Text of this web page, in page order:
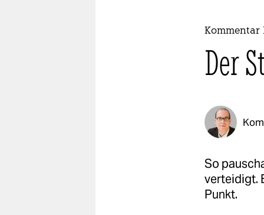
Kommentar
Der
So
verteidigt.
Punkt.